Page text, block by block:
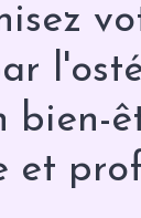
bien-
et